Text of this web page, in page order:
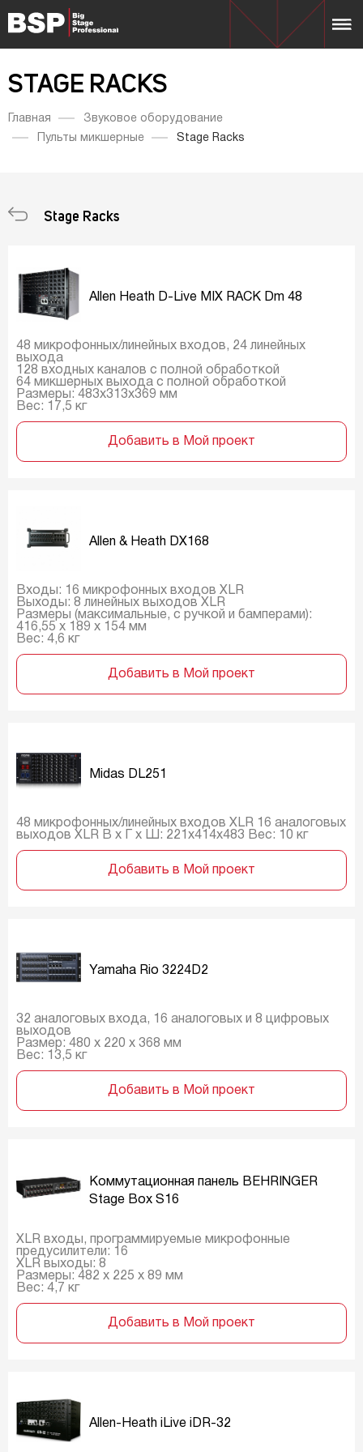
STAGE RACKS
Главная
Звуковое оборудование
Пульты микшерные
Stage Racks
Stage Racks
Allen Heath D-Live MIX RACK Dm 48
48 микрофонных/линейных входов, 24 линейных
выхода
128 входных каналов с полной обработкой
64 микшерных выхода с полной обработкой
Размеры: 483x313x369 мм
Вес: 17,5 кг
Добавить в Мой проект
Allen & Heath DX168
Входы: 16 микрофонных входов XLR
Выходы: 8 линейных выходов XLR
Размеры (максимальные, с ручкой и бамперами):
416,55 x 189 x 154 мм
Вес: 4,6 кг
Добавить в Мой проект
Midas DL251
48 микрофонных/линейных входов XLR 16 аналоговых
выходов XLR В х Г х Ш: 221х414х483 Вес: 10 кг
Добавить в Мой проект
Yamaha Rio 3224D2
32 аналоговых входа, 16 аналоговых и 8 цифровых
выходов
Размер: 480 x 220 x 368 мм
Вес: 13,5 кг
Добавить в Мой проект
Коммутационная панель BEHRINGER
Stage Box S16
XLR входы, программируемые микрофонные
предусилители: 16
XLR выходы: 8
Размеры: 482 х 225 х 89 мм
Вес: 4,7 кг
Добавить в Мой проект
Allen-Heath iLive iDR-32